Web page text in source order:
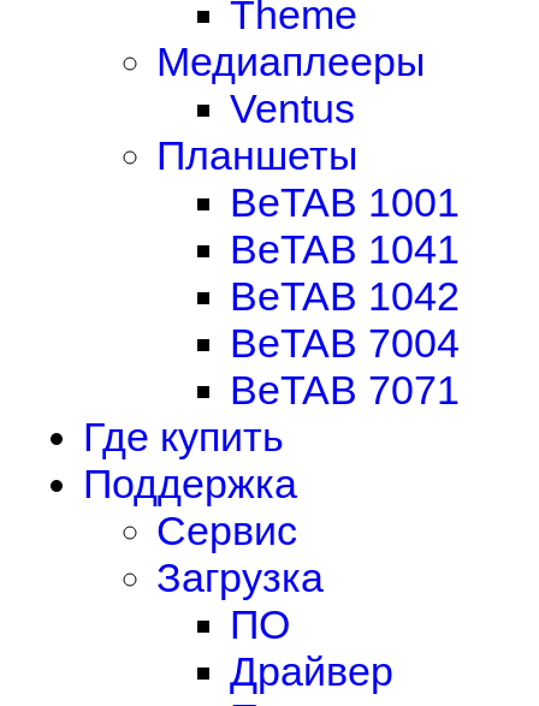
Theme
Медиаплееры
Ventus
Планшеты
BeTAB 1001
BeTAB 1041
BeTAB 1042
BeTAB 7004
BeTAB 7071
Где купить
Поддержка
Сервис
Загрузка
ПО
Драйвер